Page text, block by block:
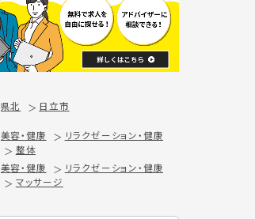
県北 日立市
美容・健康
リラクゼーション・健康
整体
美容・健康
リラクゼーション・健康
マッサージ